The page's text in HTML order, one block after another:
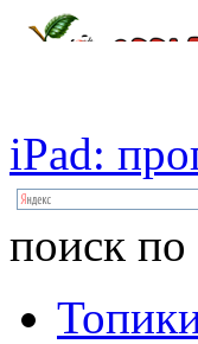
iPad:
поиск по